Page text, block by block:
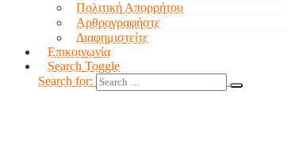
Πολιτική Απορρήτου
Αρθρογραφήστε
Διαφημιστείτε
Επικοινωνία
Search Toggle
Search for: